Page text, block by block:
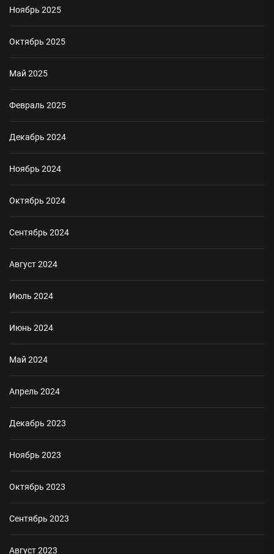
Ноябрь 2025
Октябрь 2025
Май 2025
Февраль 2025
Декабрь 2024
Ноябрь 2024
Октябрь 2024
Сентябрь 2024
Август 2024
Июль 2024
Июнь 2024
Май 2024
Апрель 2024
Декабрь 2023
Ноябрь 2023
Октябрь 2023
Сентябрь 2023
Август 2023